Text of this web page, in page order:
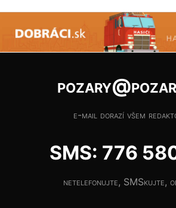
e-mail dorazí všem
SMS: 776
netelefonujte, SMSkujte,